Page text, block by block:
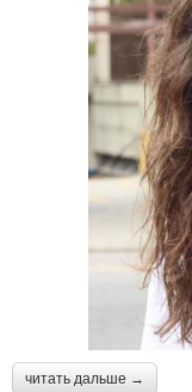
читать дальше →